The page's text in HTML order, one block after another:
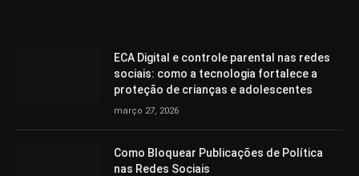
ECA Digital e controle parental nas redes
sociais: como a tecnologia fortalece a
proteção de crianças e adolescentes
março 27, 2026
Como Bloquear Publicações de Política
nas Redes Sociais